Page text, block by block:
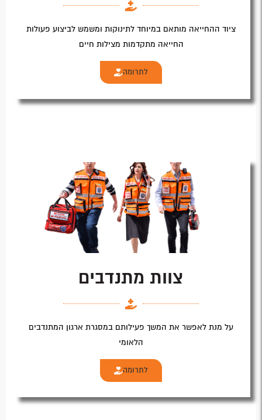
ציוד ההחייאה מותאם במיוחד לתינוקות ומשמש לביצוע פעולות
החייאה מתקדמות מצילות חיים
לתרומה
צוות מתנדבים
על מנת לאפשר את המשך פעילותם במסגרת ארגון המתנדבים
הלאומי
לתרומה